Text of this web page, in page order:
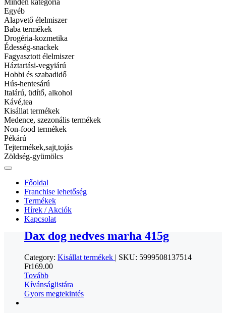
Minden kategória
Egyéb
Alapvető élelmiszer
Baba termékek
Drogéria-kozmetika
Édesség-snackek
Fagyasztott élelmiszer
Háztartási-vegyiárú
Hobbi és szabadidő
Hús-hentesárú
Italárú, üdítő, alkohol
Kávé,tea
Kisállat termékek
Medence, szezonális termékek
Non-food termékek
Pékárú
Tejtermékek,sajt,tojás
Zöldség-gyümölcs
Főoldal
Franchise lehetőség
Termékek
Hírek / Akciók
Kapcsolat
Tovább
Kívánságlistára
Gyors megtekintés
Tovább
Kívánságlistára
Dax cat nedves marha 415g
Category: Kisállat termékek
Ft159.00
Tovább
Kívánságlistára
Gyors megtekintés
Dax dog nedves marha 415g
Tovább
Kívánságlistára
Gyors megtekintés
Tovább
Kívánságlistára
Dax dog nedves marha 415g
Category: Kisállat termékek | SKU: 5999508137514
Ft169.00
Tovább
Kívánságlistára
Gyors megtekintés